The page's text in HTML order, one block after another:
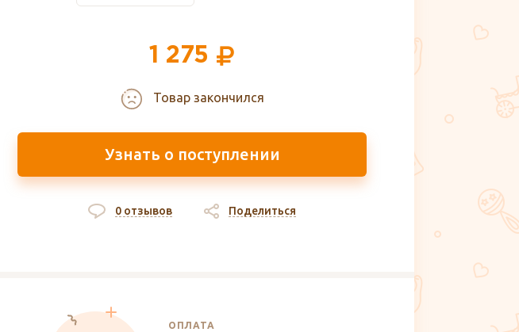
1 275
Товар закончился
Узнать о поступлении
0 отзывов Поделиться
ОПЛАТА